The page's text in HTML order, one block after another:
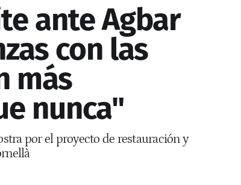
ante Agbar
con las
más
nunca"
por el proyecto de restauración y